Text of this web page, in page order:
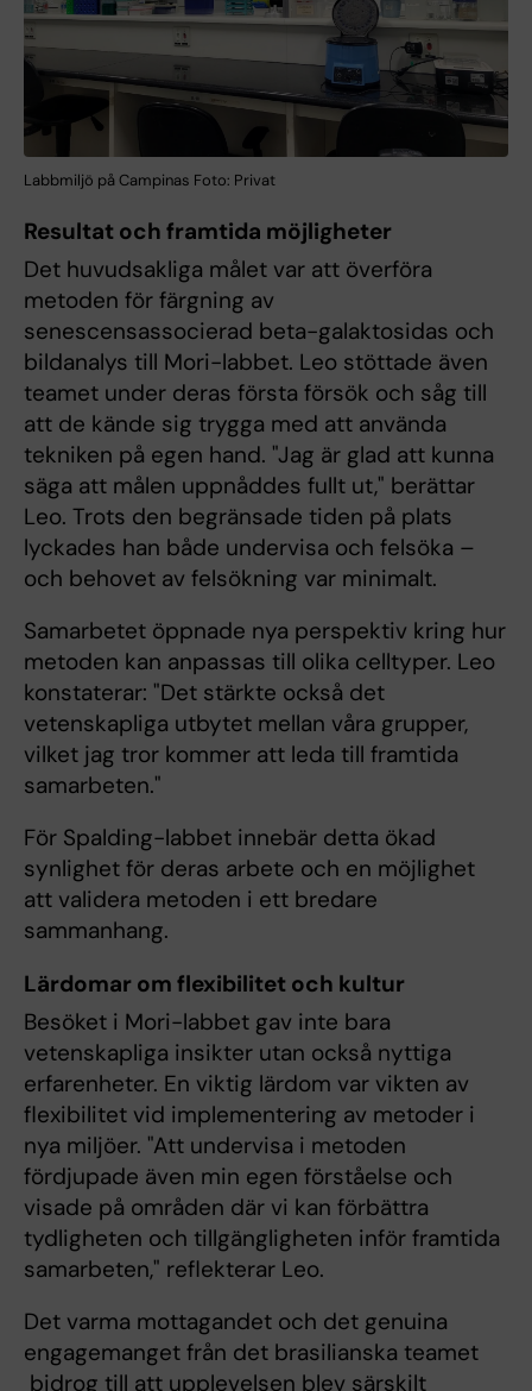
Labbmiljö på Campinas Foto: Privat
Resultat och framtida möjligheter
Det huvudsakliga målet var att överföra
metoden för färgning av
senescensassocierad beta-galaktosidas och
bildanalys till Mori-labbet. Leo stöttade även
teamet under deras första försök och såg till
att de kände sig trygga med att använda
tekniken på egen hand. "Jag är glad att kunna
säga att målen uppnåddes fullt ut," berättar
Leo. Trots den begränsade tiden på plats
lyckades han både undervisa och felsöka –
och behovet av felsökning var minimalt.
Samarbetet öppnade nya perspektiv kring hur
metoden kan anpassas till olika celltyper. Leo
konstaterar: "Det stärkte också det
vetenskapliga utbytet mellan våra grupper,
vilket jag tror kommer att leda till framtida
samarbeten."
För Spalding-labbet innebär detta ökad
synlighet för deras arbete och en möjlighet
att validera metoden i ett bredare
sammanhang.
Lärdomar om flexibilitet och kultur
Besöket i Mori-labbet gav inte bara
vetenskapliga insikter utan också nyttiga
erfarenheter. En viktig lärdom var vikten av
flexibilitet vid implementering av metoder i
nya miljöer. "Att undervisa i metoden
fördjupade även min egen förståelse och
visade på områden där vi kan förbättra
tydligheten och tillgängligheten inför framtida
samarbeten," reflekterar Leo.
Det varma mottagandet och det genuina
engagemanget från det brasilianska teamet
bidrog till att upplevelsen blev särskilt